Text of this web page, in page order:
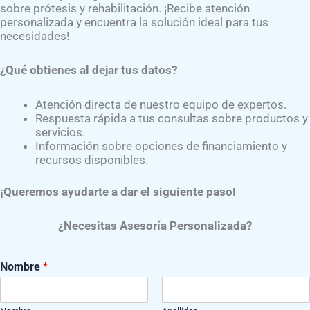
cotizamos la prótesis de acuerdo a tus necesidades,
personalizada.
de rodillas paraprótesis de pierna
, además de
cubrían el sistema de péndulo. En la
e incluso con alta tecnología como lo son las
de las y como se dividen en dos
sobre prótesis y rehabilitación. ¡Recibe atención
personalizada y encuentra la solución ideal para tus
necesidades!
¿Qué obtienes al dejar tus datos?
Atención directa de nuestro equipo de expertos.
Respuesta rápida a tus consultas sobre productos y
servicios.
Información sobre opciones de financiamiento y
recursos disponibles.
¡Queremos ayudarte a dar el siguiente paso!
¿Necesitas Asesoría Personalizada?
Nombre *